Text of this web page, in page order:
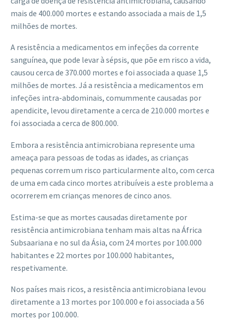
mais de 400.000 mortes e estando associada a mais de 1,5
milhões de mortes.
A resistência a medicamentos em infeções da corrente
sanguínea, que pode levar à sépsis, que põe em risco a vida,
causou cerca de 370.000 mortes e foi associada a quase 1,5
milhões de mortes. Já a resistência a medicamentos em
infeções intra-abdominais, comummente causadas por
apendicite, levou diretamente a cerca de 210.000 mortes e
foi associada a cerca de 800.000.
Embora a resistência antimicrobiana represente uma
ameaça para pessoas de todas as idades, as crianças
pequenas correm um risco particularmente alto, com cerca
de uma em cada cinco mortes atribuíveis a este problema a
ocorrerem em crianças menores de cinco anos.
Estima-se que as mortes causadas diretamente por
resistência antimicrobiana tenham mais altas na África
Subsaariana e no sul da Ásia, com 24 mortes por 100.000
habitantes e 22 mortes por 100.000 habitantes,
respetivamente.
Nos países mais ricos, a resistência antimicrobiana levou
diretamente a 13 mortes por 100.000 e foi associada a 56
mortes por 100.000.